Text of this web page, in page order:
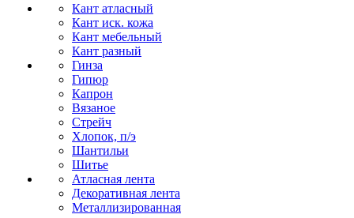
Кант атласный
Кант иск. кожа
Кант мебельный
Кант разный
Гинза
Гипюр
Капрон
Вязаное
Стрейч
Хлопок, п/э
Шантильи
Шитье
Атласная лента
Декоративная лента
Металлизированная